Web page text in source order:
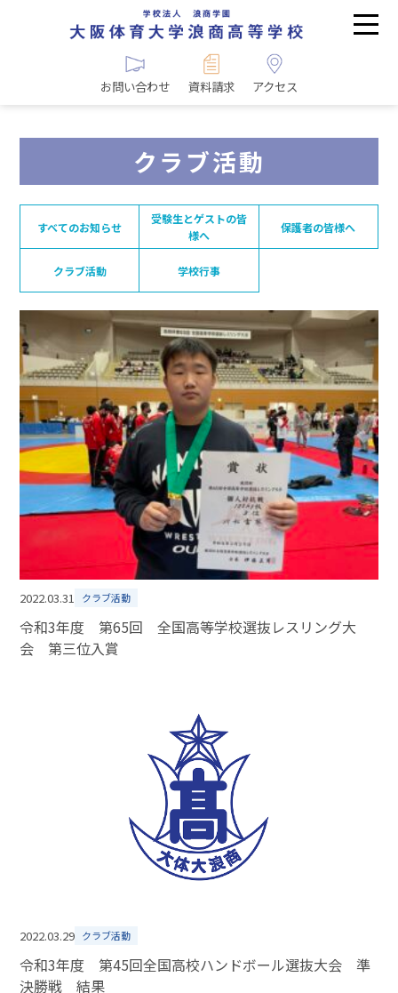
お問い合わせ 資料請求 アクセス
クラブ活動
すべてのお知らせ
受験生とゲストの皆
様へ
保護者の皆様へ
クラブ活動 学校行事
2022.03.31 クラブ活動
令和3年度 第65回 全国高等学校選抜レスリング大
会 第三位入賞
2022.03.29 クラブ活動
令和3年度 第45回全国高校ハンドボール選抜大会 準
決勝戦 結果